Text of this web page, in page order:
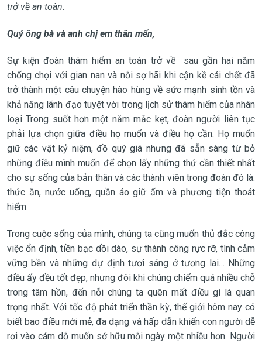
trở về an toàn.
Quý ông bà và anh chị em thân mến,
Sự kiện đoàn thám hiểm an toàn trở về sau gần hai năm
chống chọi với gian nan và nỗi sợ hãi khi cận kề cái chết đã
trở thành một câu chuyện hào hùng về sức mạnh sinh tồn và
khả năng lãnh đạo tuyệt vời trong lịch sử thám hiểm của nhân
loại Trong suốt hơn một năm mắc kẹt, đoàn người liên tục
phải lựa chọn giữa điều họ muốn và điều họ cần. Họ muốn
giữ các vật kỷ niệm, đồ quý giá nhưng đã sẵn sàng từ bỏ
những điều mình muốn để chọn lấy những thứ cần thiết nhất
cho sự sống của bản thân và các thành viên trong đoàn đó là:
thức ăn, nước uống, quần áo giữ ấm và phương tiện thoát
hiểm.
Trong cuộc sống của mình, chúng ta cũng muốn thủ đắc công
việcổn định, tiền bạc dồi dào, sựthành công rực rỡ, tình cảm
vững bền vànhững dự địnhtươi sáng ởtương lai… Những
điều ấy đều tốt đẹp, nhưng đôi khi chúng chiếm quá nhiều chỗ
trong tâm hồn, đến nỗi chúng ta quên mất điều gì là quan
trọng nhất. Với tốc độ phát triển thần kỳ, thế giới hôm nay có
biết bao điều mới mẻ, đa dạng và hấp dẫn khiến con người dễ
rơi vào cám dỗ muốn sở hữu mỗi ngày một nhiều hơn. Người